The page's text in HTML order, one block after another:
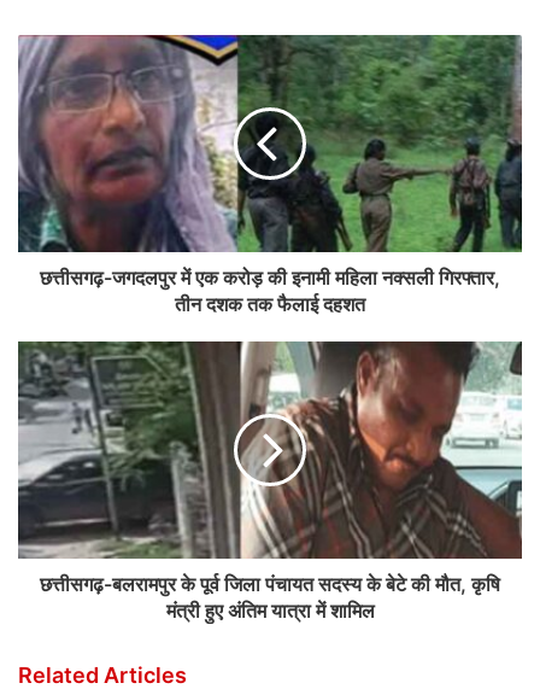
छत्तीसगढ़-जगदलपुर में एक करोड़ की इनामी महिला नक्सली गिरफ्तार,
तीन दशक तक फैलाई दहशत
छत्तीसगढ़-बलरामपुर के पूर्व जिला पंचायत सदस्य के बेटे की मौत, कृषि
मंत्री हुए अंतिम यात्रा में शामिल
Related Articles